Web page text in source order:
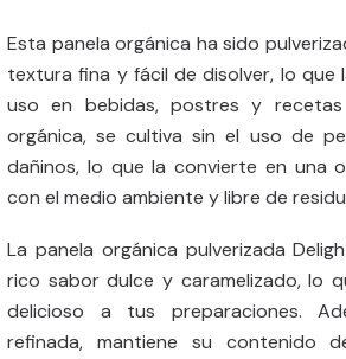
Esta panela orgánica ha sido
textura fina y fácil de disolver, lo que
uso en bebidas, postres y
orgánica, se cultiva sin el uso de
dañinos, lo que la convierte en una
con el medio ambiente y libre de
La panela orgánica pulverizada
rico sabor dulce y caramelizado, lo
delicioso a tus preparaciones.
refinada, mantiene su contenido